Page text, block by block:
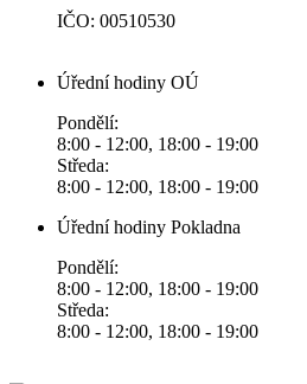
IČO: 00510530
Úřední hodiny OÚ
Pondělí:
8:00 - 12:00, 18:00 - 19:00
Středa:
8:00 - 12:00, 18:00 - 19:00
Úřední hodiny Pokladna
Pondělí:
8:00 - 12:00, 18:00 - 19:00
Středa:
8:00 - 12:00, 18:00 - 19:00